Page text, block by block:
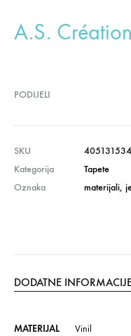
A.S.
PODIJELI
SKU
Kategorija
Tapete
Oznaka
materijali,
DODATNE
MATERIJAL Vinil